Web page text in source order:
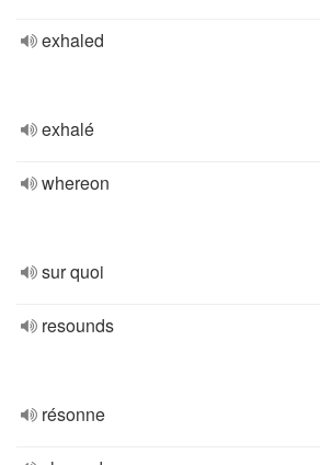
exhaled
exhalé
whereon
sur quoi
resounds
résonne